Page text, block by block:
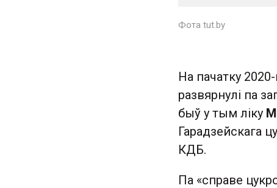
Фота tut.by
На пачатку
развярнулі па
быў у тым ліку
Гарадзейскага
КДБ.
Па «справе